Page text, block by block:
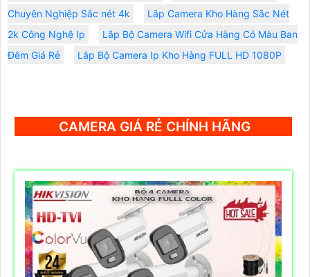
Chuyên Nghiệp Sắc nét 4k
Lắp Camera Kho Hàng Sắc Nét
2k Công Nghệ Ip
Lắp Bộ Camera Wifi Cửa Hàng Có Màu Ban
Đêm Giá Rẻ
Lắp Bộ Camera Ip Kho Hàng FULL HD 1080P
CAMERA GIÁ RẺ CHÍNH HÃNG